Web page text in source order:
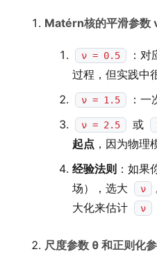
Matérn核的平滑参数
ν = 0.5
：
过程，但实践中
ν = 1.5 ：
ν = 2.5 或
起点 ，因为物理
经验法则 ：如果
场），选大
ν
大化来估计
ν
尺度参数 θ 和正则化